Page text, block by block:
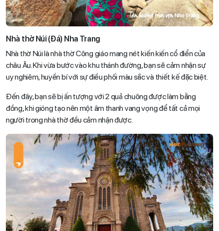
Nhà thờ Núi (Đá) Nha Trang
Nhà thờ Núi là nhà thờ Công giáo mang nét kiến kiến cổ điển của
châu Âu. Khi vừa bước vào khu thánh đường, bạn sẽ cảm nhận sự
uy nghiêm, huyền bí với sự điều phối màu sắc và thiết kế đặc biệt.
Đến đây, bạn sẽ bị ấn tượng với 2 quả chuông được làm bằng
đồng, khi gióng tạo nên một âm thanh vang vọng để tất cả mọi
người trong nhà thờ đều cảm nhận được.